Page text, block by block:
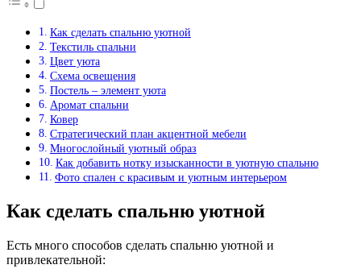
Как сделать спальню уютной
Текстиль спальни
Цвет уюта
Схема освещения
Постель – элемент уюта
Аромат спальни
Ковер
Стратегический план акцентной мебели
Многослойный уютный образ
Как добавить нотку изысканности в уютную спальню
Фото спален с красивым и уютным интерьером
Как сделать спальню уютной
Есть много способов сделать спальню уютной и
привлекательной: